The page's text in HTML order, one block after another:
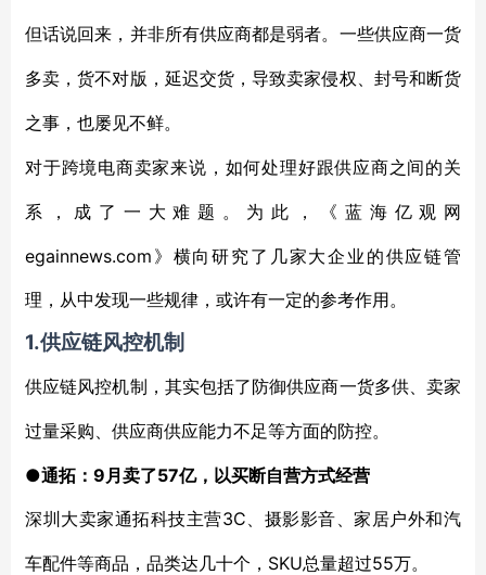
但话说回来，并非所有供应商都是弱者。一些供应商一货
多卖，货不对版，延迟交货，导致卖家侵权、封号和断货
之事，也屡见不鲜。
对于跨境电商卖家来说，如何处理好跟供应商之间的关
系，成了一大难题。为此，《蓝海亿观网
egainnews.com》横向研究了几家大企业的供应链管
理，从中发现一些规律，或许有一定的参考作用。
1.供应链风控机制
供应链风控机制，其实包括了防御供应商一货多供、卖家
过量采购、供应商供应能力不足等方面的防控。
●通拓：9月卖了57亿，以买断自营方式经营
深圳大卖家通拓科技主营3C、摄影影音、家居户外和汽
车配件等商品，品类达几十个，SKU总量超过55万。